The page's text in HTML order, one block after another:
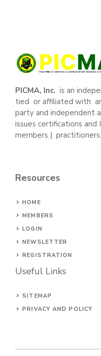
PICMA, Inc. is an
tied or affiliated with
party and independent
issues certifications
members | practitioners.
Resources
HOME
MEMBERS
LOGIN
NEWSLETTER
REGISTRATION
Useful Links
SITEMAP
PRIVACY AND POLICY